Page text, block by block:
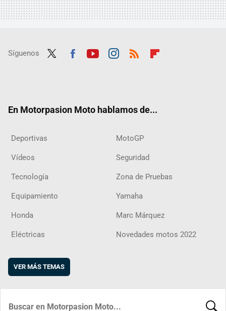
Síguenos
En Motorpasion Moto hablamos de...
Deportivas MotoGP
Vídeos Seguridad
Tecnología Zona de Pruebas
Equipamiento Yamaha
Honda Marc Márquez
Eléctricas Novedades motos 2022
VER MÁS TEMAS